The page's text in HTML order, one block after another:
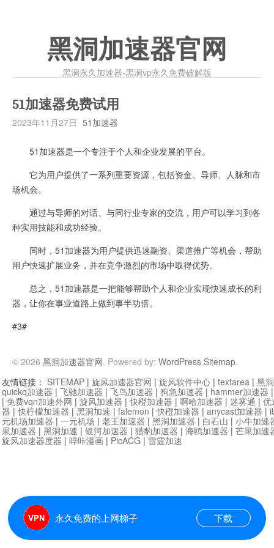
黑洞加速器官网
黑洞永久加速器-黑洞vp永久免费破解版
51加速器免费试用
2023年11月27日 51加速器
51加速器是一个专注于个人和企业发展的平台。
它为用户提供了一系列重要资源，包括资金、导师、人脉和市
场机会。
通过与导师的对话、与同行业专家的交流，用户可以学习到各
种实用技能和成功经验。
同时，51加速器为用户提供迅速融资、渠道推广等机会，帮助
用户快速扩展业务，并在竞争激烈的市场中取得优势。
总之，51加速器是一把能够帮助个人和企业实现快速成长的利
器，让你在事业道路上做到事半功倍。
#3#
© 2026 黑洞加速器官网. Powered by: WordPress.Sitemap.
永久免费的上网梯子 下载
友情链接： SITEMAP | 旋风加速器官网 | 旋风软件中心 | textarea | 黑
quickq加速器 | 飞驰加速器 | 飞鸟加速器 | 狗急加速器 | hammer加速器
| 免费vqn加速外网 | 旋风加速器 |快橙加速器 | 啊哈加速器 | 迷雾通 | 优
器 |快柠檬加速器 | 黑洞加速 | falemon |快橙加速器 | anycast加速器 |
元机场加速器 | 一元机场 | 老王加速器 | 黑洞加速器 | 白石山 | 小牛加速
果加速器 | 黑洞加速 | 银河加速器 | 猎豹加速器 | 海鸥加速器 | 芒果加速
旋风加速器度器 | 哔咔漫画 | PicACG | 雷霆加速